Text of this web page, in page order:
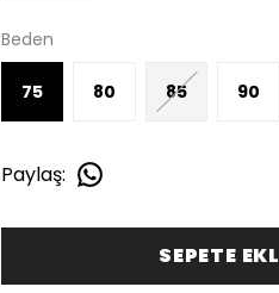
Beden
75 80 85 90
Paylaş:
SEPETE